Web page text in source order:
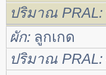
ปริมาณ PRAL
ผัก ลูกเกด
ปริมาณ PRAL